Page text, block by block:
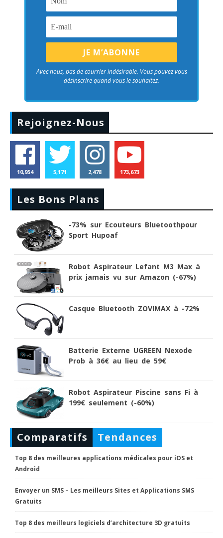
Avec nous, pas de courrier indésirable. Vous pouvez vous
désinscrire quand vous le souhaitez.
Rejoignez-Nous
10,954 5,171 2,478 173,673
Les Bons Plans
-73% sur Ecouteurs Bluetoothpour
Sport Hupoaf
Robot Aspirateur Lefant M3 Max à
prix jamais vu sur Amazon (-67%)
Casque Bluetooth ZOVIMAX à -72%
Batterie Externe UGREEN Nexode
Prob à 36€ au lieu de 59€
Robot Aspirateur Piscine sans Fi à
199€ seulement (-60%)
Comparatifs Tendances
Top 8 des meilleures applications médicales pour iOS et
Android
Envoyer un SMS – Les meilleurs Sites et Applications SMS
Gratuits
Top 8 des meilleurs logiciels d’architecture 3D gratuits